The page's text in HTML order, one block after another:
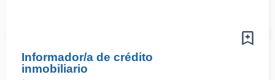
Informador/a de crédito
inmobiliario